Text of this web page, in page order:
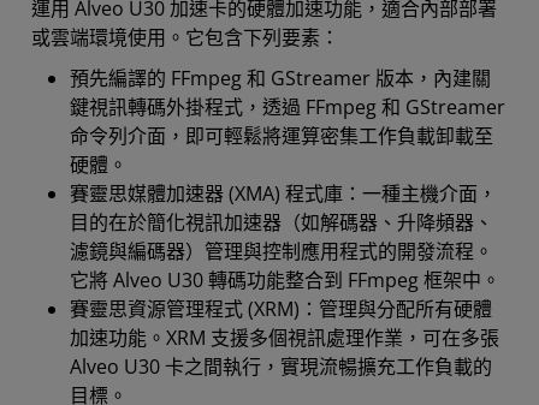
運用 Alveo U30 加速卡的硬體加速功能，適合內部部署
或雲端環境使用。它包含下列要素：
預先編譯的 FFmpeg 和 GStreamer 版本，內建關
鍵視訊轉碼外掛程式，透過 FFmpeg 和 GStreamer
命令列介面，即可輕鬆將運算密集工作負載卸載至
硬體。
賽靈思媒體加速器 (XMA) 程式庫：一種主機介面，
目的在於簡化視訊加速器（如解碼器、升降頻器、
濾鏡與編碼器）管理與控制應用程式的開發流程。
它將 Alveo U30 轉碼功能整合到 FFmpeg 框架中。
賽靈思資源管理程式 (XRM)：管理與分配所有硬體
加速功能。XRM 支援多個視訊處理作業，可在多張
Alveo U30 卡之間執行，實現流暢擴充工作負載的
目標。